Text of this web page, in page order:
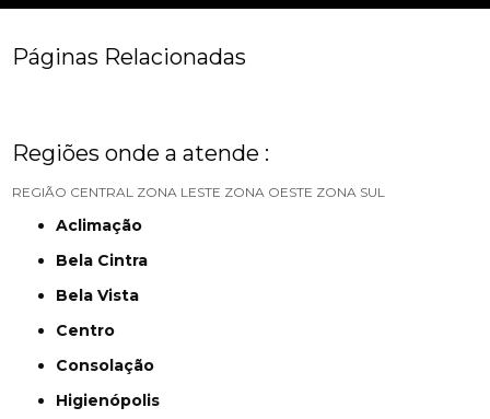
Páginas Relacionadas
Regiões onde a atende :
REGIÃO CENTRAL ZONA LESTE ZONA OESTE ZONA SUL
Aclimação
Bela Cintra
Bela Vista
Centro
Consolação
Higienópolis